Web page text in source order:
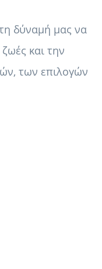
δύναμή μας να
και την
των επιλογών